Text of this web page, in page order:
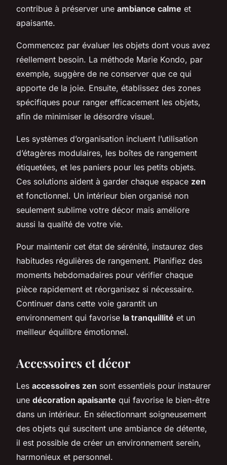
contribue à préserver une ambiance calme et
apaisante.
Commencez par évaluer les objets dont vous avez
réellement besoin. La méthode Marie Kondo, par
exemple, suggère de ne conserver que ce qui
apporte de la joie. Ensuite, établissez des zones
spécifiques pour ranger efficacement les objets,
afin de minimiser le désordre visuel.
Les systèmes d’organisation incluent l’utilisation
d’étagères modulaires, les boîtes de rangement
étiquetées, et les paniers pour les petits objets.
Ces solutions aident à garder chaque espace zen
et fonctionnel. Un intérieur bien organisé non
seulement sublime votre décor mais améliore
aussi la qualité de votre vie.
Pour maintenir cet état de sérénité, instaurez des
habitudes régulières de rangement. Planifiez des
moments hebdomadaires pour vérifier chaque
pièce rapidement et réorganisez si nécessaire.
Continuer dans cette voie garantit un
environnement qui favorise la tranquillité et un
meilleur équilibre émotionnel.
Accessoires et décor
Les accessoires zen sont essentiels pour instaurer
une décoration apaisante qui favorise le bien-être
dans un intérieur. En sélectionnant soigneusement
des objets qui suscitent une ambiance de détente,
il est possible de créer un environnement serein,
harmonieux et personnel.